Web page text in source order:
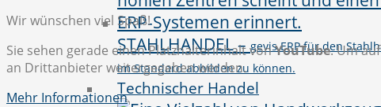
STAHLHANDEL–gevis ERP für den
im Standard abbilden zu können.
Technischer Handel
Wir wünschen viel Spaß!
Sie sehen gerade einen Platzhalterinhalt vonYouTube. Um
an Drittanbieter weitergegeben werden.
Mehr Informationen